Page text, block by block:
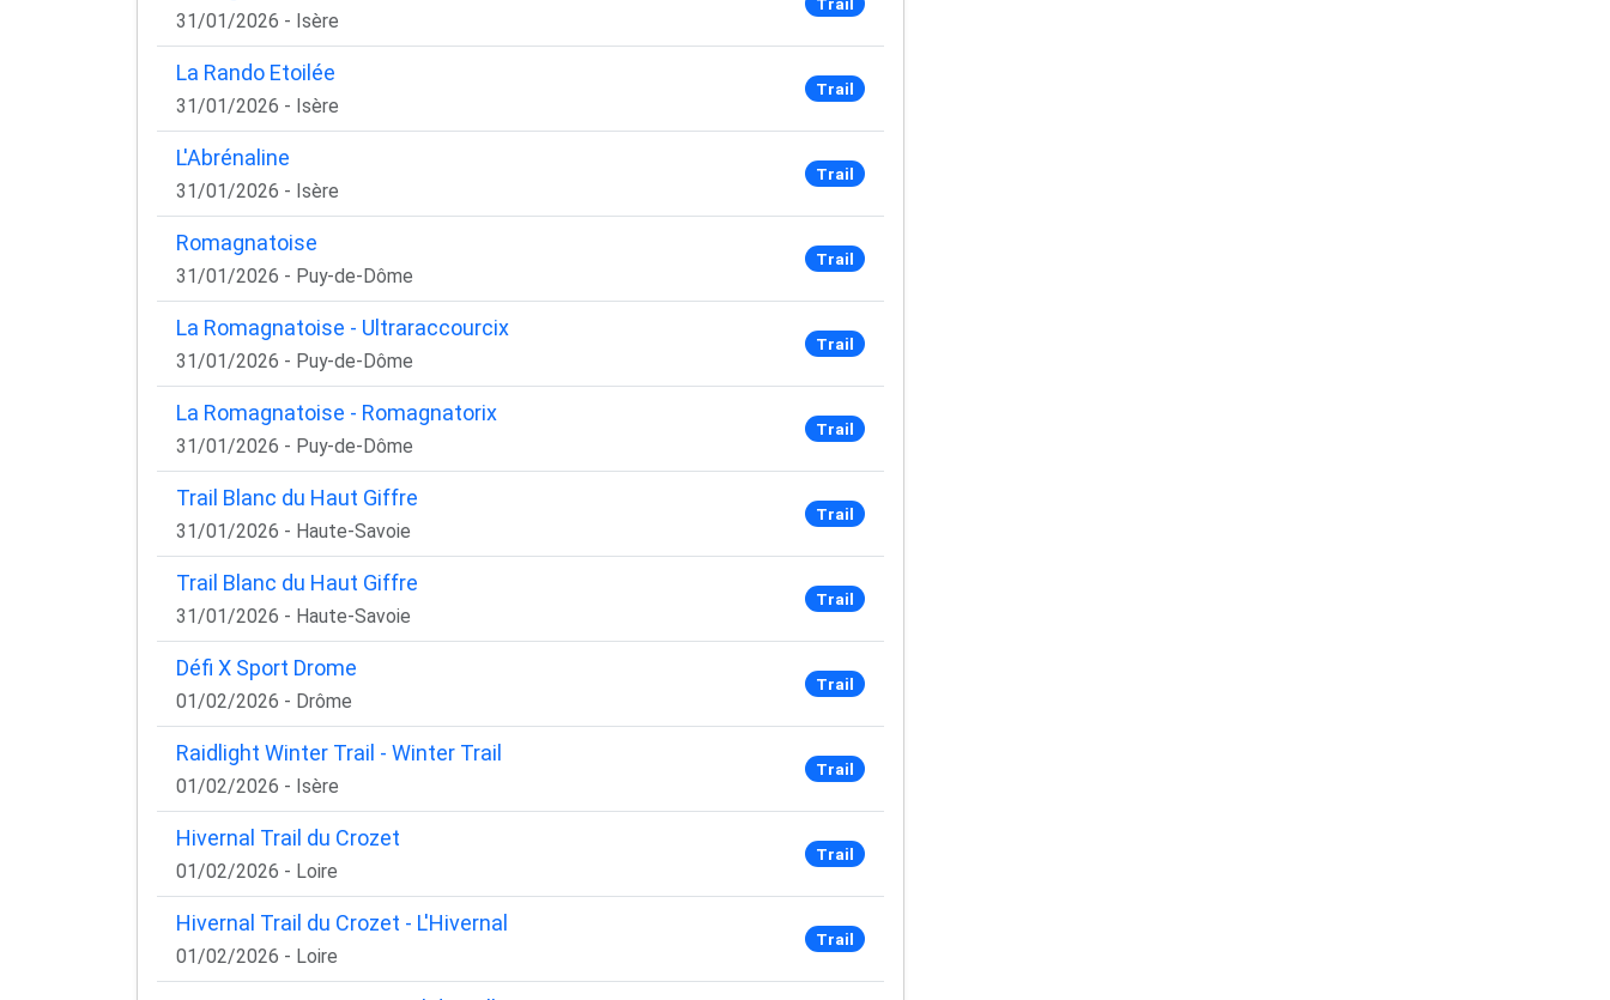
31/01/2026 - Isère
La Rando Etoilée
31/01/2026 - Isère
Trail
L'Abrénaline
31/01/2026 - Isère
Trail
Romagnatoise
31/01/2026 - Puy-de-Dôme
Trail
La Romagnatoise - Ultraraccourcix
31/01/2026 - Puy-de-Dôme
Trail
La Romagnatoise - Romagnatorix
31/01/2026 - Puy-de-Dôme
Trail
Trail Blanc du Haut Giffre
31/01/2026 - Haute-Savoie
Trail
Trail Blanc du Haut Giffre
31/01/2026 - Haute-Savoie
Trail
Défi X Sport Drome
01/02/2026 - Drôme
Trail
Raidlight Winter Trail - Winter Trail
01/02/2026 - Isère
Trail
Hivernal Trail du Crozet
01/02/2026 - Loire
Trail
Hivernal Trail du Crozet - L'Hivernal
01/02/2026 - Loire
Trail